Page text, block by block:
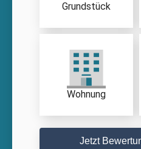
Grundstück
Wohnung
Jetzt